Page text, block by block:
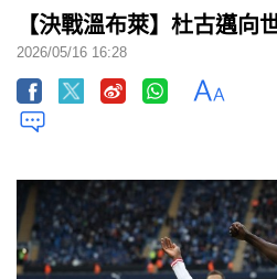
【決戰溫布萊】杜古邁向
2026/05/16 16:28